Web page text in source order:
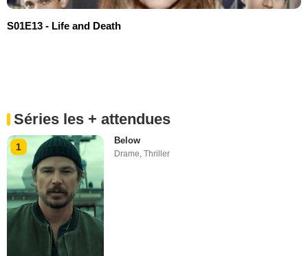
S01E13 - Life and Death
Séries les + attendues
1
Below
Drame ,Thriller